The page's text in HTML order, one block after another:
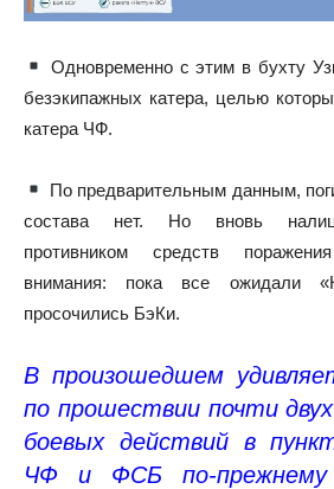
Одновременно с этим в бухту
безэкипажных катера, целью
катера ЧФ.
По предварительным данным,
состава нет. Но вновь
противником средств
внимания: пока все ожидали
просочились БэКи.
В произошедшем
по прошествии почти
боевых действий в
ЧФ и ФСБ по-прежнему